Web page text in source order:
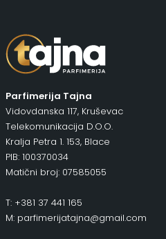
Parfimerija Tajna
Vidovdanska 117, Kruševac
Telekomunikacija D.O.O.
Kralja Petra 1. 153, Blace
PIB: 100370034
Matični broj: 07585055
T: +381 37 441 165
M: parfimerijatajna@gmail.com